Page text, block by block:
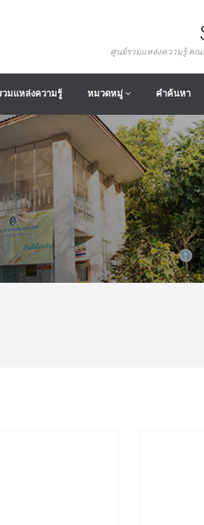
ศูนย์รวมแหล่งความรู้ คณ
มแหล่งความรู้ หมวดหมู่ คำค้นหา